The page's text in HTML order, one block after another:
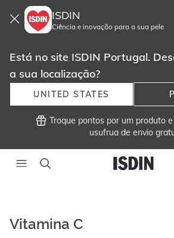
ISDIN
Ciência e inovação para a sua pele
Está no site ISDIN Portugal.
a sua localização?
UNITED STATES
Troque pontos por um produto
usufrua de envio
Vitamina C